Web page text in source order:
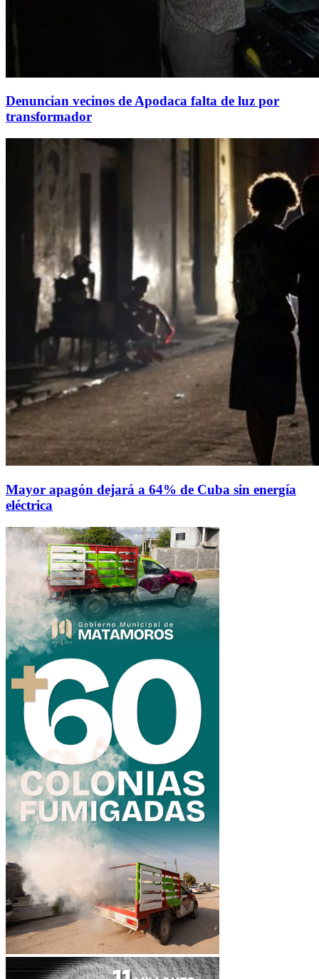
Denuncian vecinos de Apodaca falta de luz por
transformador
Mayor apagón dejará a 64% de Cuba sin energía
eléctrica